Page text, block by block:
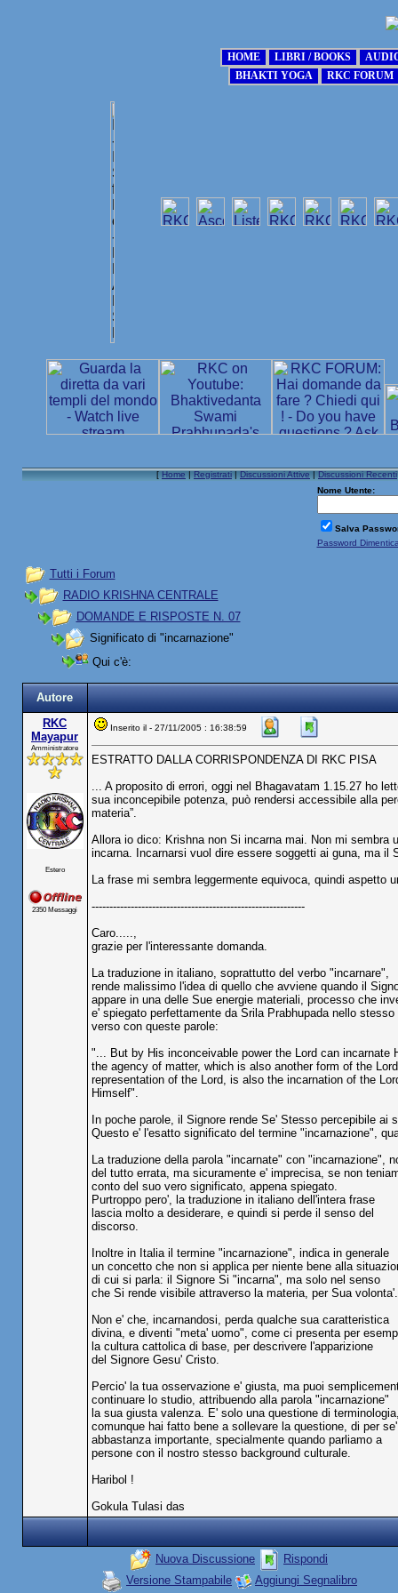
[Home|Registrati|Discussioni Attive|Discussioni Recenti
Nome Utente:
Salva
Password
Tutti i Forum
RADIO KRISHNA CENTRALE
DOMANDE E RISPOSTE N. 07
Significato di "incarnazione"
Qui c'è:
Autore
RKC
Mayapur
Amministratore
Estero
2350 Messaggi
Inserito il - 27/11/2005 : 16:38:59
ESTRATTO DALLA CORRISPONDENZA DI RKC PISA
... A proposito di errori, oggi nel Bhagavatam 1.15.27 ho
sua inconcepibile potenza, può rendersi accessibile alla
materia”.
Allora io dico: Krishna non Si incarna mai. Non mi sembra
incarna. Incarnarsi vuol dire essere soggetti ai guna, ma il
La frase mi sembra leggermente equivoca, quindi aspetto
------------------------------------------------------------
Caro.....,
grazie per l'interessante domanda.
La traduzione in italiano, soprattutto del verbo "incarnare",
rende malissimo l'idea di quello che avviene quando il
appare in una delle Sue energie materiali, processo che
e' spiegato perfettamente da Srila Prabhupada nello stesso
verso con queste parole:
"... But by His inconceivable power the Lord can
the agency of matter, which is also another form of the
representation of the Lord, is also the incarnation of the
Himself".
In poche parole, il Signore rende Se' Stesso percepibile
Questo e' l'esatto significato del termine "incarnazione",
La traduzione della parola "incarnate" con "incarnazione",
del tutto errata, ma sicuramente e' imprecisa, se non
conto del suo vero significato, appena spiegato.
Purtroppo pero', la traduzione in italiano dell'intera frase
lascia molto a desiderare, e quindi si perde il senso del
discorso.
Inoltre in Italia il termine "incarnazione", indica in generale
un concetto che non si applica per niente bene alla
di cui si parla: il Signore Si "incarna", ma solo nel senso
che Si rende visibile attraverso la materia, per Sua volonta'.
Non e' che, incarnandosi, perda qualche sua caratteristica
divina, e diventi "meta' uomo", come ci presenta per
la cultura cattolica di base, per descrivere l'apparizione
del Signore Gesu' Cristo.
Percio' la tua osservazione e' giusta, ma puoi
continuare lo studio, attribuendo alla parola "incarnazione"
la sua giusta valenza. E' solo una questione di
comunque hai fatto bene a sollevare la questione, di per se'
abbastanza importante, specialmente quando parliamo a
persone con il nostro stesso background culturale.
Haribol !
Gokula Tulasi das
Nuova Discussione
Rispondi
Versione Stampabile
Aggiungi Segnalibro